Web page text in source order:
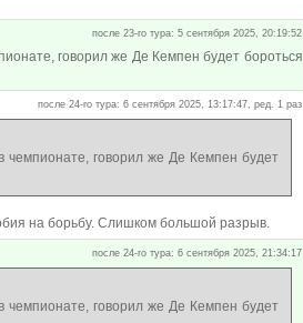
после 23-го тура: 5 сентября 2025, 20:19:52
говорил же Де Кемпен будет бороться
после 24-го тура: 6 сентября 2025, 13:17:47, ред. 1 раз
чемпионате, говорил же Де Кемпен будет
на борьбу. Слишком большой разрыв.
после 24-го тура: 6 сентября 2025, 21:34:17
чемпионате, говорил же Де Кемпен будет